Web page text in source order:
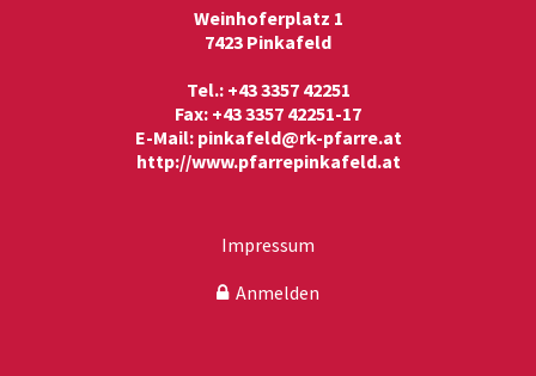
Weinhoferplatz 1
7423 Pinkafeld
Tel.: +43 3357 42251
Fax: +43 3357 42251-17
E-Mail: pinkafeld@rk-pfarre.at
http://www.pfarrepinkafeld.at
Impressum
Anmelden